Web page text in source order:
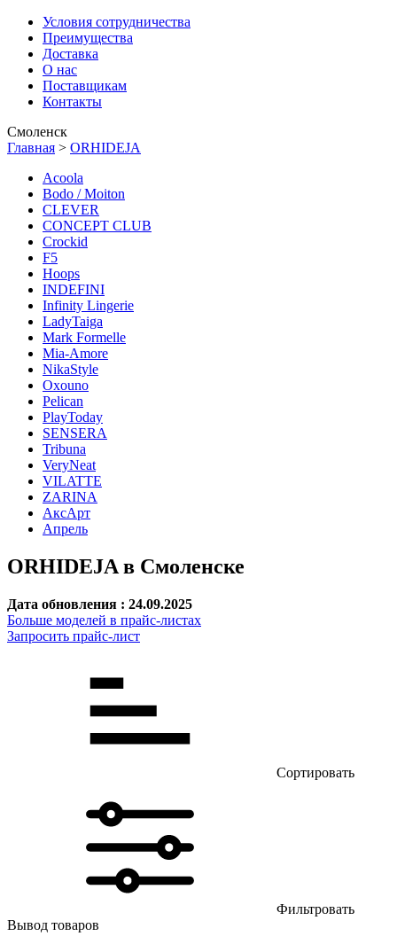
Условия сотрудничества
Преимущества
Доставка
О нас
Поставщикам
Контакты
Смоленск
Главная > ORHIDEJA
Acoola
Bodo / Moiton
CLEVER
CONCEPT CLUB
Crockid
F5
Hoops
INDEFINI
Infinity Lingerie
LadyTaiga
Mark Formelle
Mia-Amore
NikaStyle
Oxouno
Pelican
PlayToday
SENSERA
Tribuna
VeryNeat
VILATTE
ZARINA
АксАрт
Апрель
ORHIDEJA в Смоленске
Дата обновления : 24.09.2025
Больше моделей в прайс-листах
Запросить прайс-лист
Сортировать
Фильтровать
Вывод товаров